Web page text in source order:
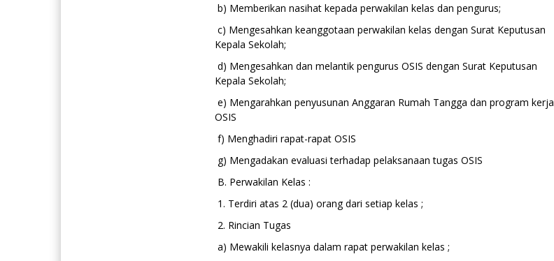
b) Memberikan nasihat kepada perwakilan kelas dan pengurus;
c) Mengesahkan keanggotaan perwakilan kelas dengan Surat Keputusan
Kepala Sekolah;
d) Mengesahkan dan melantik pengurus OSIS dengan Surat Keputusan
Kepala Sekolah;
e) Mengarahkan penyusunan Anggaran Rumah Tangga dan program kerja
OSIS
f) Menghadiri rapat-rapat OSIS
g) Mengadakan evaluasi terhadap pelaksanaan tugas OSIS
B. Perwakilan Kelas :
1. Terdiri atas 2 (dua) orang dari setiap kelas ;
2. Rincian Tugas
a) Mewakili kelasnya dalam rapat perwakilan kelas ;